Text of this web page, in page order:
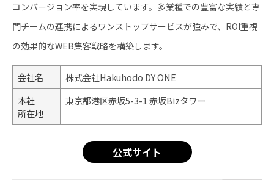
コンバージョン率を実現しています。多業種での豊富な実績と専
門チームの連携によるワンストップサービスが強みで、ROI重視
の効果的なWEB集客戦略を構築します。
会社名
株式会社Hakuhodo DY ONE
本社
所在地
東京都港区赤坂5-3-1 赤坂Bizタワー
公式サイト